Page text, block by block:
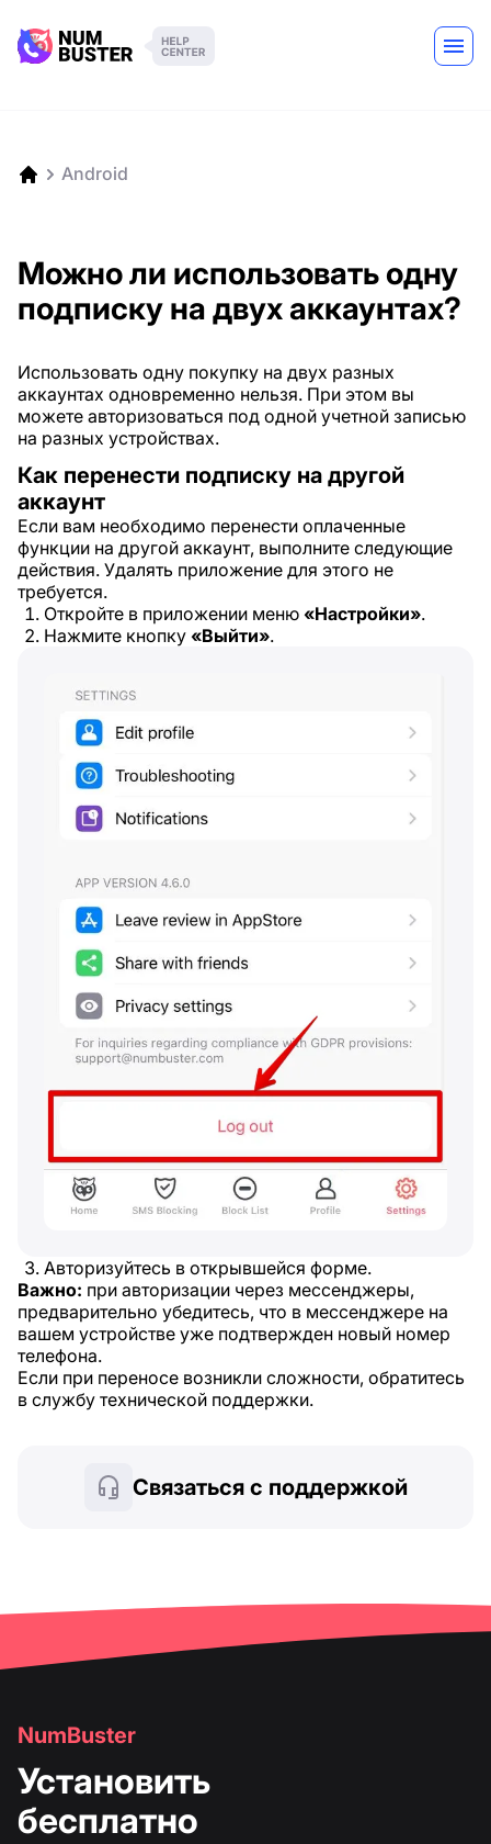
Android
Можно ли использовать одну
подписку на двух аккаунтах?
Использовать одну покупку на двух разных
аккаунтах одновременно нельзя. При этом вы
можете авторизоваться под одной учетной записью
на разных устройствах.
Как перенести подписку на другой
аккаунт
Если вам необходимо перенести оплаченные
функции на другой аккаунт, выполните следующие
действия. Удалять приложение для этого не
требуется.
Откройте в приложении меню «Настройки».
Нажмите кнопку «Выйти».
Авторизуйтесь в открывшейся форме.
Важно: при авторизации через мессенджеры,
предварительно убедитесь, что в мессенджере на
вашем устройстве уже подтвержден новый номер
телефона.
Если при переносе возникли сложности, обратитесь
в службу технической поддержки.
Связаться с поддержкой
NumBuster
Установить
бесплатно